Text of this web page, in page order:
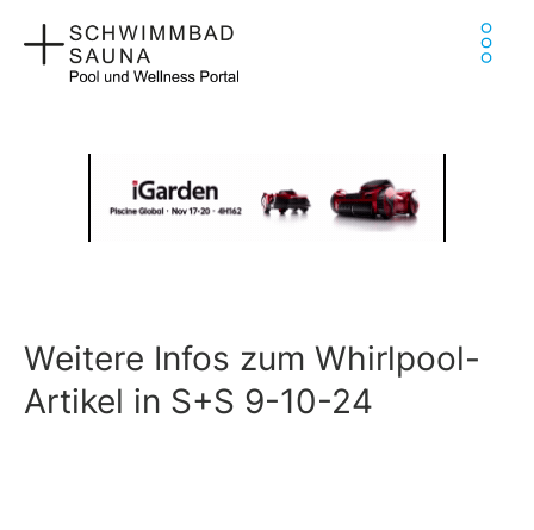
Inhalt
springen
Weitere Infos zum Whirlpool-
Artikel in S+S 9-10-24